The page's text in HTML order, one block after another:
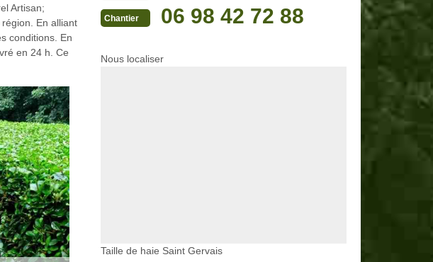
Artisan;
En alliant
conditions. En
en 24 h. Ce
Chantier 06 98 42 72 88
Nous localiser
Taille de haie Saint Gervais